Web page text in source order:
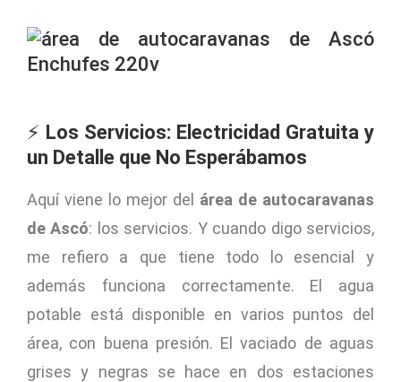
⚡ Los Servicios: Electricidad Gratuita y
un Detalle que No Esperábamos
Aquí viene lo mejor del área de autocaravanas
de Ascó: los servicios. Y cuando digo servicios,
me refiero a que tiene todo lo esencial y
además funciona correctamente. El agua
potable está disponible en varios puntos del
área, con buena presión. El vaciado de aguas
grises y negras se hace en dos estaciones